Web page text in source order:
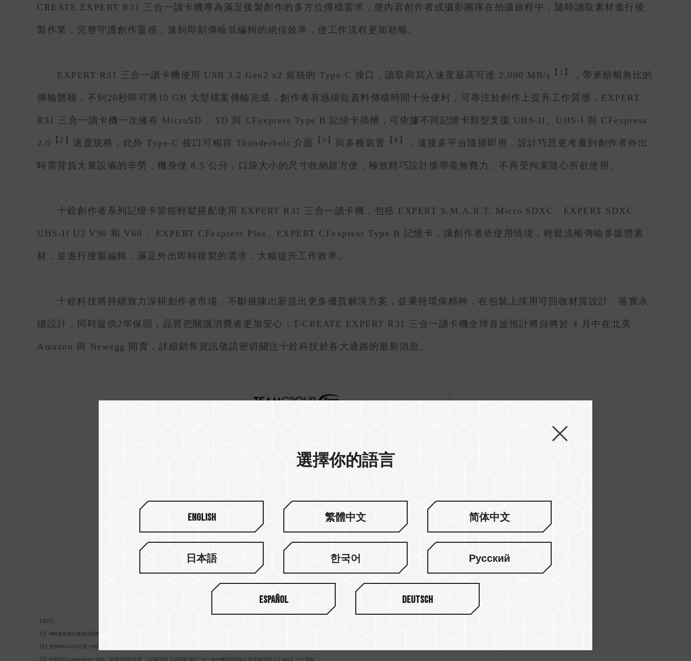
CREATE EXPERT R31 三合一讀卡機專為滿足後製創作的多方位傳檔需求，使內容創作者或攝影團隊在拍攝旅程中，隨時讀取素材進行後
製作業，完整守護創作靈感，達到即刻傳輸並編輯的絕佳效率，使工作流程更加順暢。
EXPERT R31 三合一讀卡機使用 USB 3.2 Gen2 x2 規格的 Type-C 接口，讀取與寫入速度最高可達 2,000 MB/s 【1】 ，帶來順暢無比的
傳輸體驗，不到20秒即可將10 GB 大型檔案傳輸完成，創作者有感縮短資料傳檔時間十分便利，可專注於創作上提升工作質感，EXPERT
R31 三合一讀卡機一次擁有 MicroSD 、SD 與 CFexpress Type B 記憶卡插槽，可依據不同記憶卡類型支援 UHS-II、UHS-I 與 CFexpress
2.0 【2】 速度規格，此外 Type-C 接口可相容 Thunderbolt 介面 【3】 與多種裝置 【4】 ，連接多平台隨插即用，設計巧思更考量到創作者外出
時需背負大量設備的辛勞，機身僅 8.5 公分，口袋大小的尺寸收納超方便，極致輕巧設計攜帶毫無費力，不再受拘束隨心所欲使用。
十銓創作者系列記憶卡皆能輕鬆搭配使用 EXPERT R31 三合一讀卡機，包括 EXPERT S.M.A.R.T. Micro SDXC、EXPERT SDXC
UHS-II U3 V90 和 V60 、EXPERT CFexpress Plus、EXPERT CFexpress Type B 記憶卡，讓創作者依使用情境，輕鬆流暢傳輸多媒體素
材，並進行後製編輯，滿足外出即時後製的需求，大幅提升工作效率。
十銓科技將持續致力深耕創作者市場，不斷推陳出新提出更多優質解決方案，並秉持環保精神，在包裝上採用可回收材質設計，落實永
續設計，同時提供2年保固，品質把關讓消費者更加安心；T-CREATE EXPERT R31 三合一讀卡機全球首波預計將自將於 4 月中在北美
Amazon 與 Newegg 開賣，詳細銷售資訊敬請密切關注十銓科技於各大通路的最新消息。
【備註】
【1】傳輸速度會依據測試硬體及軟體條件的不同而有所差異，數據僅供參考。
【2】使用MicroSD記憶卡插槽或SD記憶卡插槽時，最高支援至UHS-II的讀取寫入速度312MB/s，CFexpress Type B記憶卡插槽最高支援CFexpress 2.0的讀取寫入速度1,800MB/s；記憶卡插槽若同時使用的狀況下，效能將會有所損耗。
【3】使用於Thunderbolt介面時，因通訊協定差異，T-CREATE EXPERT R31三合一讀卡機讀取與寫入速度為USB 3.2 Gen2 x1之規格。
選擇你的語言
English 繁體中文 简体中文
日本語 한국어 Русский
Español Deutsch